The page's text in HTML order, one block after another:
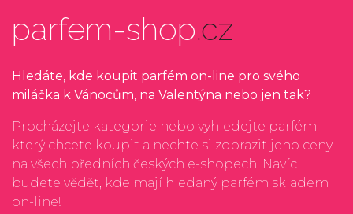
parfem-shop.cz
Hledáte, kde koupit parfém on-line pro svého
miláčka k Vánocům, na Valentýna nebo jen tak?
Procházejte kategorie nebo vyhledejte parfém,
který chcete koupit a nechte si zobrazit jeho ceny
na všech předních českých e-shopech. Navíc
budete vědět, kde mají hledaný parfém skladem
on-line!